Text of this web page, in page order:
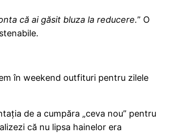
că ai găsit bluza la reducere.” O
în weekend outfituri pentru zilele
de a cumpăra „ceva nou” pentru
că nu lipsa hainelor era